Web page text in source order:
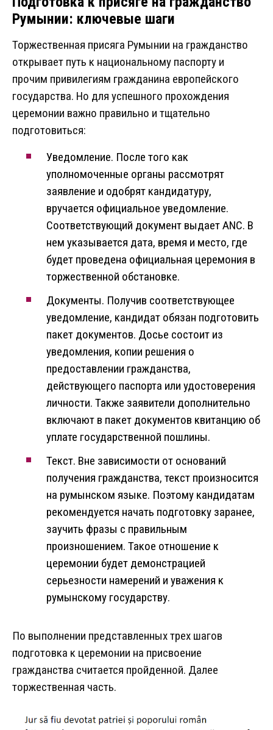
Румынии: ключевые шаги
Торжественная присяга Румынии на гражданство
открывает путь к национальному паспорту и
прочим привилегиям гражданина европейского
государства. Но для успешного прохождения
церемонии важно правильно и тщательно
подготовиться:
Уведомление. После того как
уполномоченные органы рассмотрят
заявление и одобрят кандидатуру,
вручается официальное уведомление.
Соответствующий документ выдает ANC. В
нем указывается дата, время и место, где
будет проведена официальная церемония в
торжественной обстановке.
Документы. Получив соответствующее
уведомление, кандидат обязан подготовить
пакет документов. Досье состоит из
уведомления, копии решения о
предоставлении гражданства,
действующего паспорта или удостоверения
личности. Также заявители дополнительно
включают в пакет документов квитанцию об
уплате государственной пошлины.
Текст. Вне зависимости от оснований
получения гражданства, текст произносится
на румынском языке. Поэтому кандидатам
рекомендуется начать подготовку заранее,
заучить фразы с правильным
произношением. Такое отношение к
церемонии будет демонстрацией
серьезности намерений и уважения к
румынскому государству.
По выполнении представленных трех шагов
подготовка к церемонии на присвоение
гражданства считается пройденной. Далее
торжественная часть.